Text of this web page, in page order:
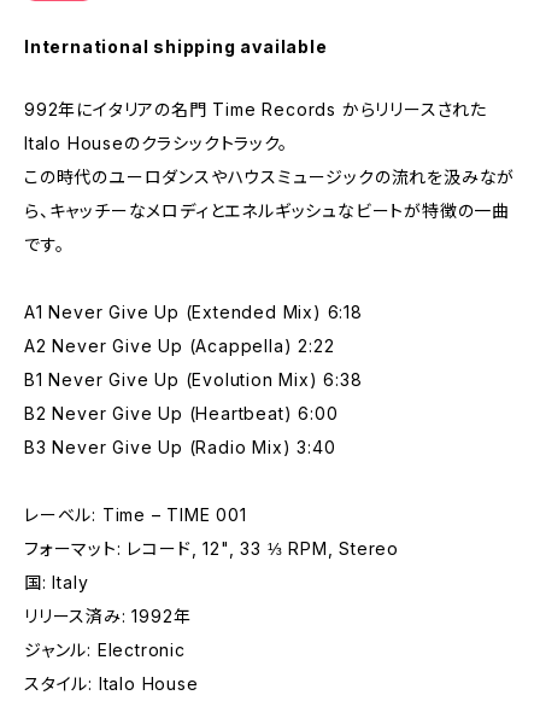
International shipping available
992年にイタリアの名門 Time Records からリリースされた
Italo Houseのクラシックトラック。
この時代のユーロダンスやハウスミュージックの流れを汲みなが
ら、キャッチーなメロディとエネルギッシュなビートが特徴の一曲
です。
A1 Never Give Up (Extended Mix) 6:18
A2 Never Give Up (Acappella) 2:22
B1 Never Give Up (Evolution Mix) 6:38
B2 Never Give Up (Heartbeat) 6:00
B3 Never Give Up (Radio Mix) 3:40
レーベル: Time – TIME 001
フォーマット: レコード, 12", 33 ⅓ RPM, Stereo
国: Italy
リリース済み: 1992年
ジャンル: Electronic
スタイル: Italo House